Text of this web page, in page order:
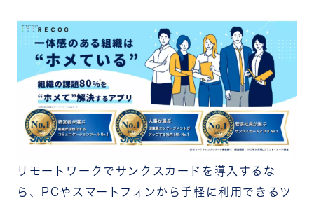
リモートワークでサンクスカードを導入するな
ら、PCやスマートフォンから手軽に利用できるツ